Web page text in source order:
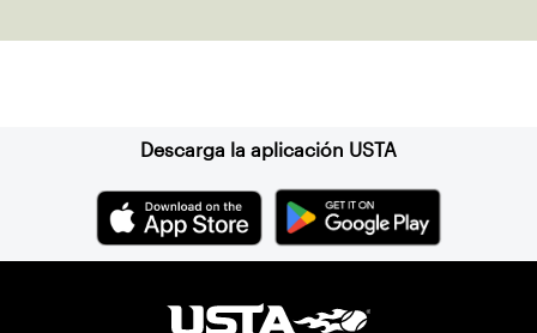
Descarga la aplicación USTA